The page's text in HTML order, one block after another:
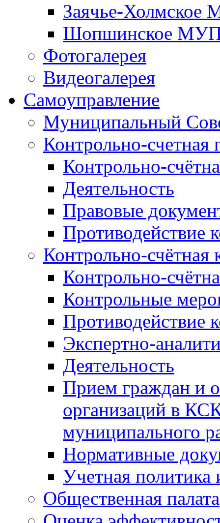
Заячье-
Шопшинское
Фотогалерея
Видеогалерея
Самоуправление
Муниципальный
Контрольно-счетная
Контрольно-
Деятельность
Правовые
Противодействие
Контрольно-счётная
Контрольно-
Контрольные
Противодействие
Экспертно-
Деятельность
Прием граждан и
организаций в
муниципального
Нормативные
Учетная политика
Общественная палата